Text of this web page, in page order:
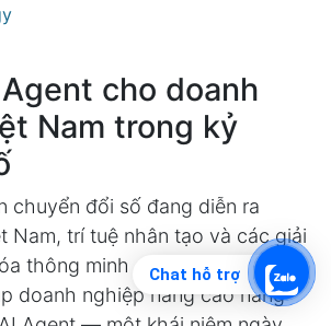
cho doanh
Nam trong kỷ
chuyển đổi số đang diễn ra
Nam, trí tuệ nhân tạo và các giải
thông minh đang trở thành yếu
doanh nghiệp nâng cao năng
Chat hỗ trợ